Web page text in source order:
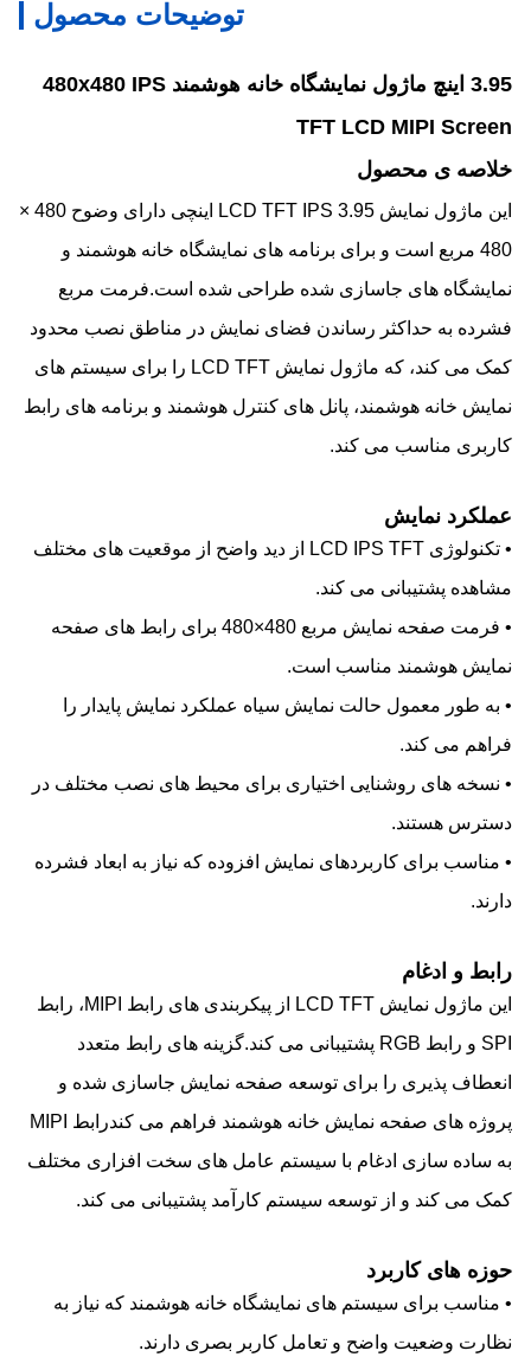
توضیحات محصول
3.95 اینچ ماژول نمایشگاه خانه هوشمند 480x480 IPS
TFT LCD MIPI Screen
خلاصه ی محصول
این ماژول نمایش LCD TFT IPS 3.95 اینچی دارای وضوح 480 ×
480 مربع است و برای برنامه های نمایشگاه خانه هوشمند و
نمایشگاه های جاسازی شده طراحی شده است.فرمت مربع
فشرده به حداکثر رساندن فضای نمایش در مناطق نصب محدود
کمک می کند، که ماژول نمایش LCD TFT را برای سیستم های
نمایش خانه هوشمند، پانل های کنترل هوشمند و برنامه های رابط
کاربری مناسب می کند.
عملکرد نمایش
• تکنولوژی LCD IPS TFT از دید واضح از موقعیت های مختلف
مشاهده پشتیبانی می کند.
• فرمت صفحه نمایش مربع 480×480 برای رابط های صفحه
نمایش هوشمند مناسب است.
• به طور معمول حالت نمایش سیاه عملکرد نمایش پایدار را
فراهم می کند.
• نسخه های روشنایی اختیاری برای محیط های نصب مختلف در
دسترس هستند.
• مناسب برای کاربردهای نمایش افزوده که نیاز به ابعاد فشرده
دارند.
رابط و ادغام
این ماژول نمایش LCD TFT از پیکربندی های رابط MIPI، رابط
SPI و رابط RGB پشتیبانی می کند.گزینه های رابط متعدد
انعطاف پذیری را برای توسعه صفحه نمایش جاسازی شده و
پروژه های صفحه نمایش خانه هوشمند فراهم می کندرابط MIPI
به ساده سازی ادغام با سیستم عامل های سخت افزاری مختلف
کمک می کند و از توسعه سیستم کارآمد پشتیبانی می کند.
حوزه های کاربرد
• مناسب برای سیستم های نمایشگاه خانه هوشمند که نیاز به
نظارت وضعیت واضح و تعامل کاربر بصری دارند.